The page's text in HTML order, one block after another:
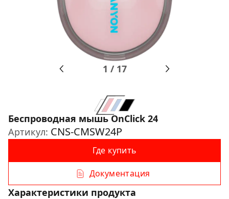
1 / 17
Беспроводная мышь OnClick 24
Артикул: CNS-CMSW24P
Где купить
Документация
Характеристики продукта